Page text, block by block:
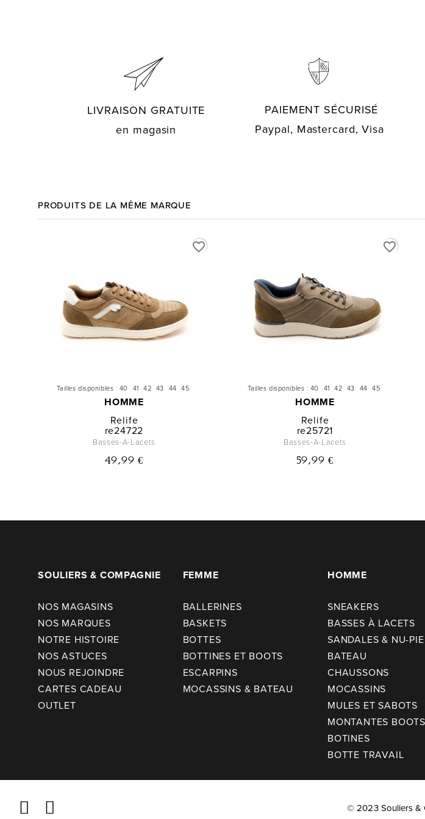
LIVRAISON GRATUITE
en magasin
PAIEMENT SÉCURISÉ
Paypal, Mastercard, Visa
PRODUITS DE LA MÊME MARQUE
Tailles disponibles : 40 41 42 43 44 45
HOMME
Relife
re24722
Basses-A-Lacets
49,99 €
favorite_border
Tailles disponibles : 40 41 42 43 44 45
HOMME
Relife
re25721
Basses-A-Lacets
59,99 €
favorite_border
SOULIERS & COMPAGNIE
NOS MAGASINS
NOS MARQUES
NOTRE HISTOIRE
NOS ASTUCES
NOUS REJOINDRE
CARTES CADEAU
OUTLET
FEMME
BALLERINES
BASKETS
BOTTES
BOTTINES ET BOOTS
ESCARPINS
MOCASSINS & BATEAU
HOMME
SNEAKERS
BASSES À LACETS
SANDALES & NU-
BATEAU
CHAUSSONS
MOCASSINS
MULES ET SABOTS
MONTANTES
BOTINES
BOTTE TRAVAIL
© 2023 Souliers &